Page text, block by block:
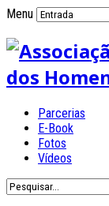
Menu
Parcerias
E-Book
Fotos
Vídeos